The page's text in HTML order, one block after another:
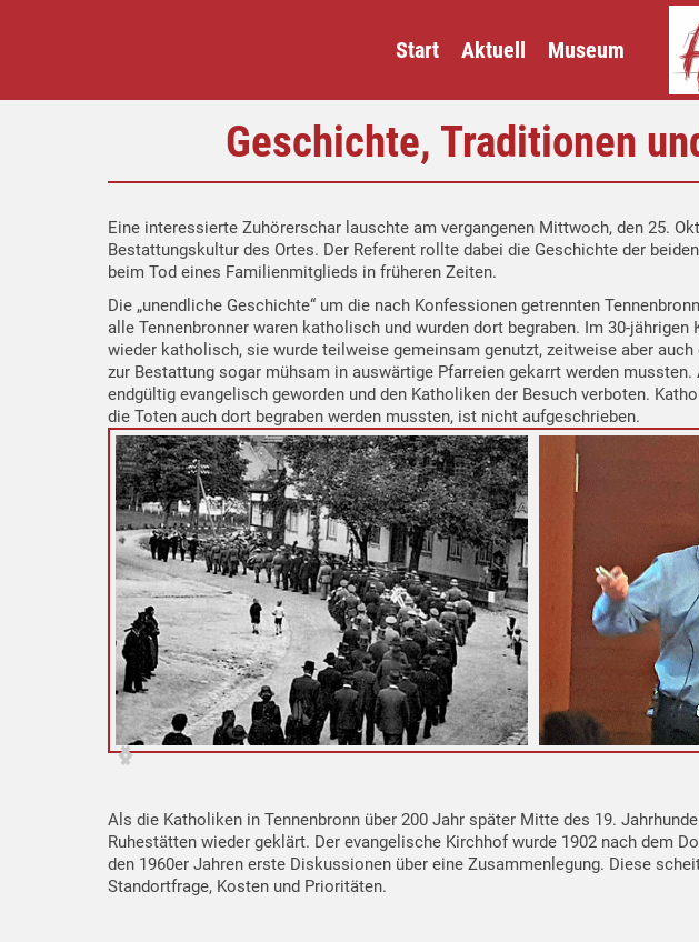
Start Aktuell Museum
Geschichte, Traditionen
Eine interessierte Zuhörerschar lauschte am vergangenen Mittwoch, den 25.
Bestattungskultur des Ortes. Der Referent rollte dabei die Geschichte der
beim Tod eines Familienmitglieds in früheren Zeiten.
Die „unendliche Geschichte“ um die nach Konfessionen getrennten
alle Tennenbronner waren katholisch und wurden dort begraben. Im 30-
wieder katholisch, sie wurde teilweise gemeinsam genutzt, zeitweise aber
zur Bestattung sogar mühsam in auswärtige Pfarreien gekarrt werden
endgültig evangelisch geworden und den Katholiken der Besuch verboten.
die Toten auch dort begraben werden mussten, ist nicht aufgeschrieben.
Als die Katholiken in Tennenbronn über 200 Jahr später Mitte des 19.
Ruhestätten wieder geklärt. Der evangelische Kirchhof wurde 1902 nach dem
den 1960er Jahren erste Diskussionen über eine Zusammenlegung. Diese
Standortfrage, Kosten und Prioritäten.